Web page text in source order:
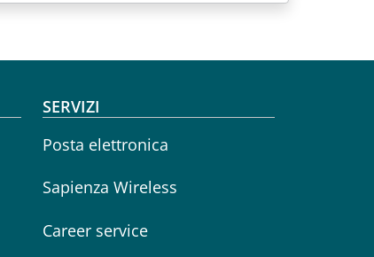
SERVIZI
Posta elettronica
Sapienza Wireless
Career service